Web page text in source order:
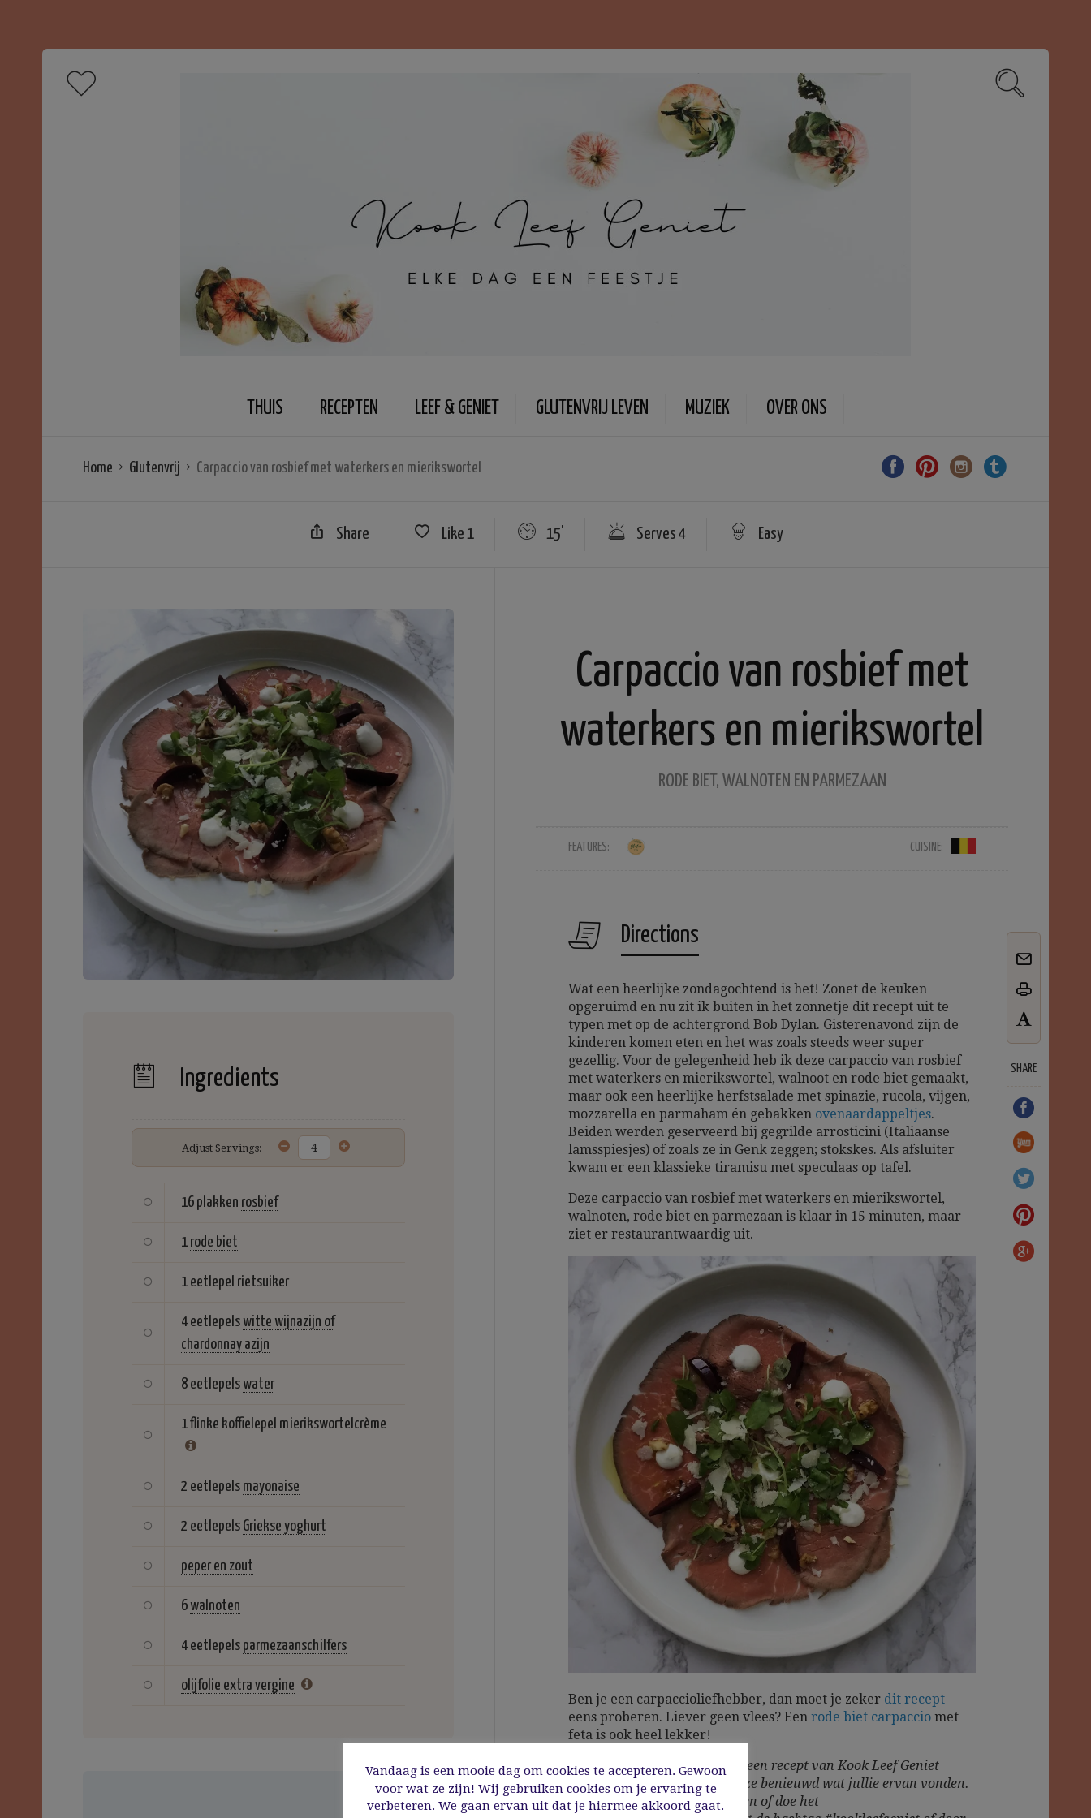
THUIS RECEPTEN LEEF & GENIET GLUTENVRIJ LEVEN MUZIEK OVER ONS
Home Glutenvrij Carpaccio van rosbief met waterkers en mierikswortel
Share Like 1 15' Serves 4 Easy
Ingredients
Adjust Servings:
16 plakken rosbief
1 rode biet
1 eetlepel rietsuiker
4 eetlepels witte wijnazijn of
chardonnay azijn
8 eetlepels water
1 flinke koffielepel mierikswortelcrème
2 eetlepels mayonaise
2 eetlepels Griekse yoghurt
peper en zout
6 walnoten
4 eetlepels parmezaanschilfers
olijfolie extra vergine
Carpaccio van rosbief met
waterkers en mierikswortel
RODE BIET, WALNOTEN EN PARMEZAAN
FEATURES: CUISINE:
Directions
SHARE
Wat een heerlijke zondagochtend is het! Zonet de keuken
opgeruimd en nu zit ik buiten in het zonnetje dit recept uit te
typen met op de achtergrond Bob Dylan. Gisterenavond zijn de
kinderen komen eten en het was zoals steeds weer super
gezellig. Voor de gelegenheid heb ik deze carpaccio van rosbief
met waterkers en mierikswortel, walnoot en rode biet gemaakt,
maar ook een heerlijke herfstsalade met spinazie, rucola, vijgen,
mozzarella en parmaham én gebakken ovenaardappeltjes.
Beiden werden geserveerd bij gegrilde arrosticini (Italiaanse
lamsspiesjes) of zoals ze in Genk zeggen; stokskes. Als afsluiter
kwam er een klassieke tiramisu met speculaas op tafel.
Deze carpaccio van rosbief met waterkers en mierikswortel,
walnoten, rode biet en parmezaan is klaar in 15 minuten, maar
ziet er restaurantwaardig uit.
Ben je een carpaccioliefhebber, dan moet je zeker dit recept
eens proberen. Liever geen vlees? Een rode biet carpaccio met
feta is ook heel lekker!
Laat je ons weten wanneer je een recept van Kook Leef Geniet
geprobeerd hebt? We zijn reuze benieuwd wat jullie ervan vonden.
Je kunt hier een reactie nalaten of doe het
Vandaag is een mooie dag om cookies te accepteren. Gewoon
voor wat ze zijn! Wij gebruiken cookies om je ervaring te
verbeteren. We gaan ervan uit dat je hiermee akkoord gaat.